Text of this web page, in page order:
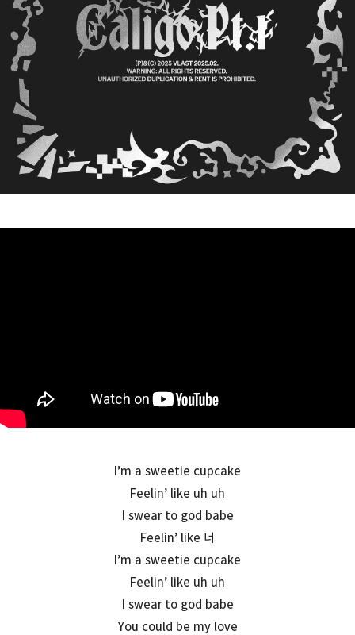
I’m a sweetie cupcake
Feelin’ like uh uh
I swear to god babe
Feelin’ like 너
I’m a sweetie cupcake
Feelin’ like uh uh
I swear to god babe
You could be my love